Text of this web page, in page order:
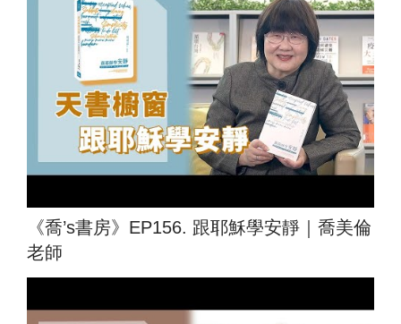
《喬’s書房》EP156. 跟耶穌學安靜｜喬美倫
老師